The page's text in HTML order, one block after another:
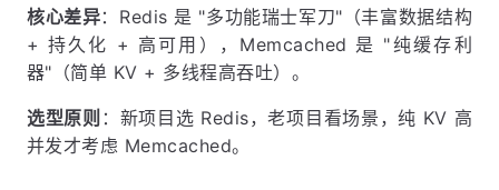
核心差异：Redis 是 "多功能瑞士军刀"（丰富数据结构
+ 持久化 + 高可用），Memcached 是 "纯缓存利
器"（简单 KV + 多线程高吞吐）。
选型原则 ：新项目选 Redis，老项目看场景，纯 KV 高
并发才考虑 Memcached。